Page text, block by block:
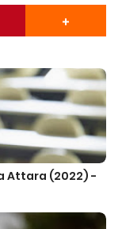
Attara (2022) -